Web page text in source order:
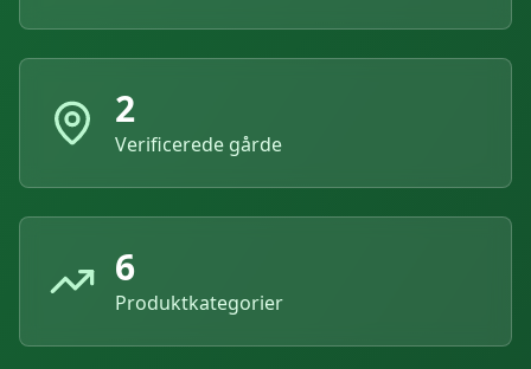
2
Verificerede gårde
6
Produktkategorier